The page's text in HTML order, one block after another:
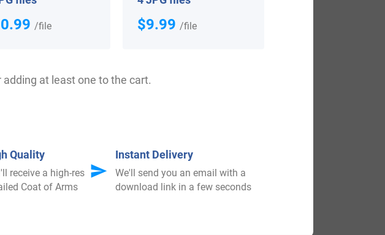
Shop Now
/file $9.99 /file
at least one to the cart.
Quality
receive a high-res
Coat of Arms
Instant Delivery
We'll send you an email with a
download link in a few seconds